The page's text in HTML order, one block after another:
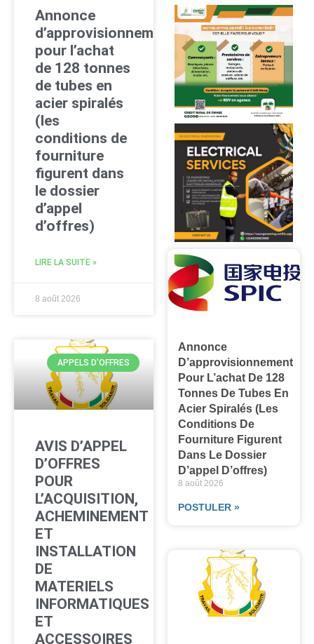
Annonce
d’approvisionnement
pour l’achat
de 128 tonnes
de tubes en
acier spiralés
(les
conditions de
fourniture
figurent dans
le dossier
d’appel
d’offres)
LIRE LA SUITE »
8 août 2026
APPELS D'OFFRES
AVIS D’APPEL
D’OFFRES
POUR
L’ACQUISITION,
ACHEMINEMENT
ET
INSTALLATION
DE
MATERIELS
INFORMATIQUES
ET
ACCESSOIRES
Annonce
D’approvisionnement
Pour L’achat De 128
Tonnes De Tubes En
Acier Spiralés (les
Conditions De
Fourniture Figurent
Dans Le Dossier
D’appel D’offres)
8 août 2026
POSTULER »